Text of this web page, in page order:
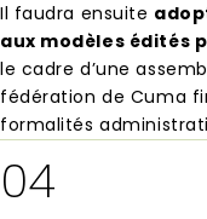
Il faudra ensuite
aux modèles édités
le cadre d’une
fédération de Cuma
formalités
04